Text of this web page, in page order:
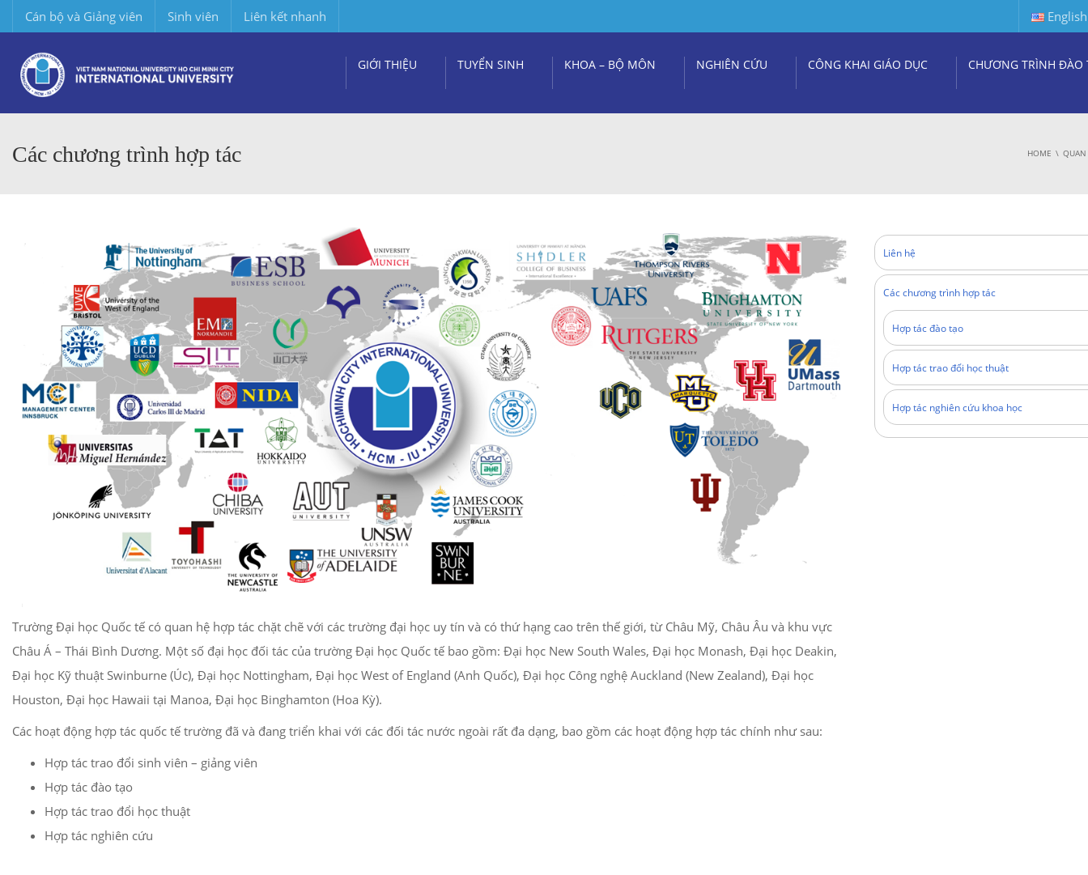
Cán bộ và Giảng viên Sinh viên Liên kết nhanh English
GIỚI THIỆU TUYỂN SINH KHOA – BỘ MÔN NGHIÊN CỨU CÔNG KHAI GIÁO DỤC CHƯƠNG TRÌNH ĐÀO
Các chương trình hợp tác HOME QUAN
Trường Đại học Quốc tế có quan hệ hợp tác chặt chẽ với các trường đại học uy tín và có thứ hạng cao trên thế giới, từ Châu Mỹ, Châu Âu và khu vực
Châu Á – Thái Bình Dương. Một số đại học đối tác của trường Đại học Quốc tế bao gồm: Đại học New South Wales, Đại học Monash, Đại học Deakin,
Đại học Kỹ thuật Swinburne (Úc), Đại học Nottingham, Đại học West of England (Anh Quốc), Đại học Công nghệ Auckland (New Zealand), Đại học
Houston, Đại học Hawaii tại Manoa, Đại học Binghamton (Hoa Kỳ).
Các hoạt động hợp tác quốc tế trường đã và đang triển khai với các đối tác nước ngoài rất đa dạng, bao gồm các hoạt động hợp tác chính như sau:
Hợp tác trao đổi sinh viên – giảng viên
Hợp tác đào tạo
Hợp tác trao đổi học thuật
Hợp tác nghiên cứu
Liên hệ
Các chương trình hợp tác
Hợp tác đào tạo
Hợp tác trao đổi học thuật
Hợp tác nghiên cứu khoa học